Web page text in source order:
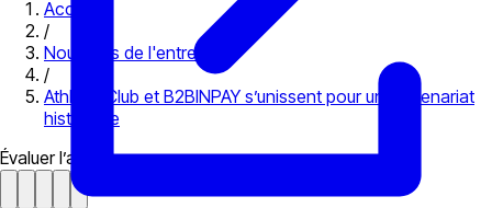
Accueil
/
Nouvelles de l'entreprise
/
Athletic Club et B2BINPAY s’unissent pour un partenariat
historique
Évaluer l’article